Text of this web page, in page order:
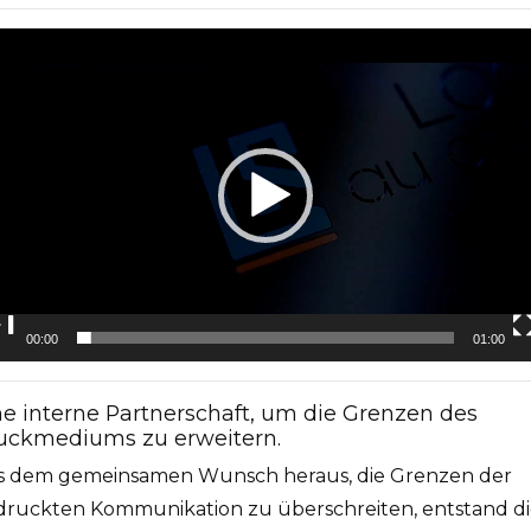
00:00 01:00
interne Partnerschaft, um die Grenzen des
zu erweitern.
dem gemeinsamen Wunsch heraus, die Grenzen der
Kommunikation zu überschreiten, entstand